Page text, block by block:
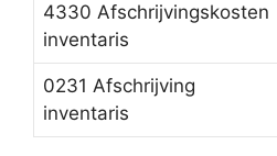
4330 Afschrijvingskosten
inventaris
0231 Afschrijving
inventaris